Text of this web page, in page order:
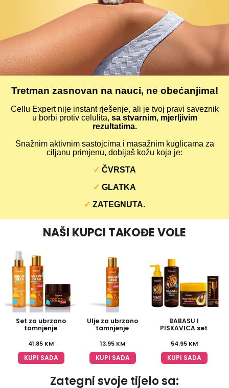
Tretman zasnovan na nauci, ne obećanjima!
Cellu Expert nije instant rješenje, ali je tvoj pravi saveznik
u borbi protiv celulita, sa stvarnim, mjerljivim
rezultatima.
Snažnim aktivnim sastojcima i masažnim kuglicama za
ciljanu primjenu, dobijaš kožu koja je:
✓ ČVRSTA
✓ GLATKA
✓ ZATEGNUTA.
NAŠI KUPCI TAKOĐE VOLE
Set za ubrzano
tamnjenje
41.85 KM
KUPI SADA
Ulje za ubrzano
tamnjenje
13.95 KM
KUPI SADA
BABASU I
PISKAVICA set
54.95 KM
KUPI SADA
Zategni svoje tijelo sa: